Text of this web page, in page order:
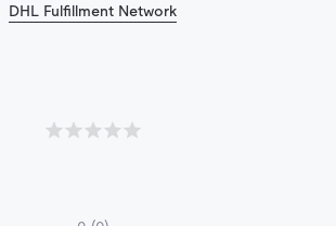
DHL Fulfillment Network